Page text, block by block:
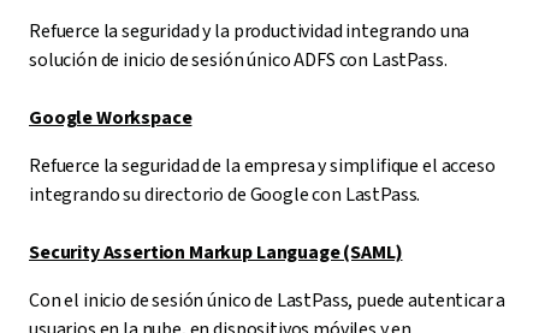
Refuerce la seguridad y la productividad integrando una
solución de inicio de sesión único ADFS con LastPass.
Google Workspace
Refuerce la seguridad de la empresa y simplifique el acceso
integrando su directorio de Google con LastPass.
Security Assertion Markup Language (SAML)
Con el inicio de sesión único de LastPass, puede autenticar a